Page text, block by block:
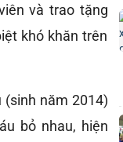
và trao tặng
khó khăn trên
năm 2014)
bỏ nhau, hiện